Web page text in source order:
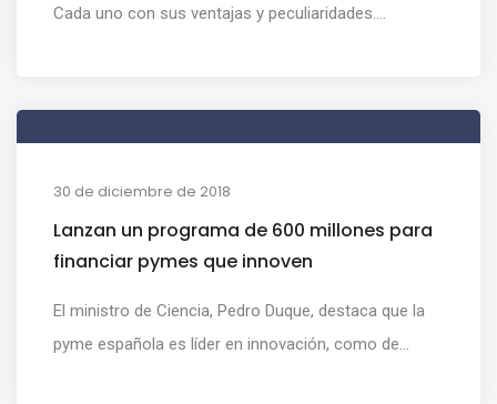
Cada uno con sus ventajas y peculiaridades....
30 de diciembre de 2018
Lanzan un programa de 600 millones para
financiar pymes que innoven
El ministro de Ciencia, Pedro Duque, destaca que la
pyme española es líder en innovación, como de...